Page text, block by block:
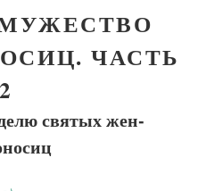
ЧАСТЬ
2
святых жен-